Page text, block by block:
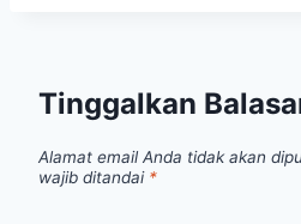
Tinggalkan
Alamat email Anda tidak akan
wajib ditandai *